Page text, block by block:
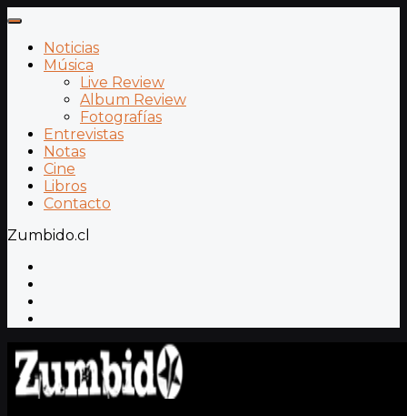
Noticias
Música
Live Review
Album Review
Fotografías
Entrevistas
Notas
Cine
Libros
Contacto
Zumbido.cl